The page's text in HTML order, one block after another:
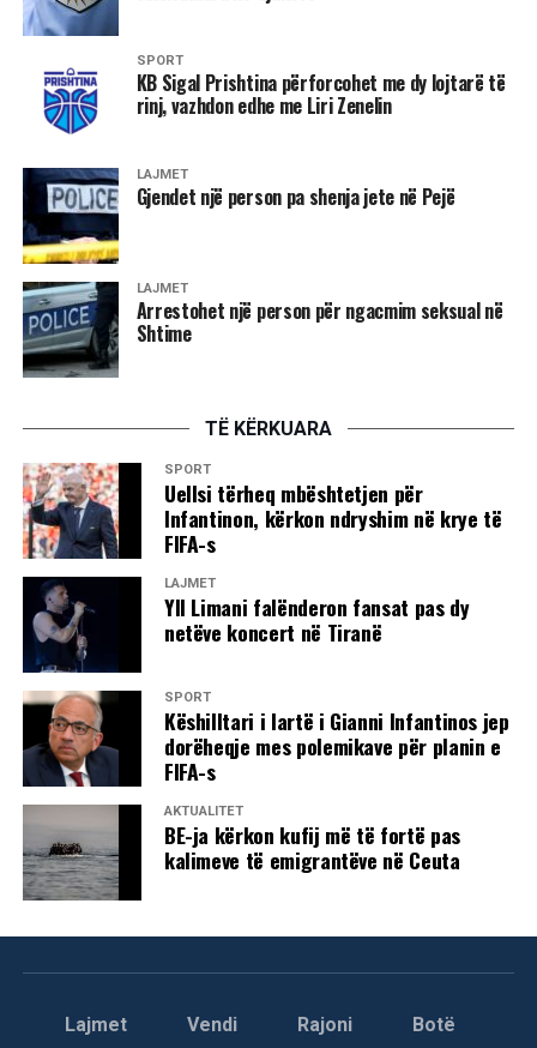
SPORT
KB Sigal Prishtina përforcohet me dy lojtarë të
rinj, vazhdon edhe me Liri Zenelin
LAJMET
Gjendet një person pa shenja jete në Pejë
LAJMET
Arrestohet një person për ngacmim seksual në
Shtime
TË KËRKUARA
SPORT
Uellsi tërheq mbështetjen për
Infantinon, kërkon ndryshim në krye të
FIFA-s
LAJMET
Yll Limani falënderon fansat pas dy
netëve koncert në Tiranë
SPORT
Këshilltari i lartë i Gianni Infantinos jep
dorëheqje mes polemikave për planin e
FIFA-s
AKTUALITET
BE-ja kërkon kufij më të fortë pas
kalimeve të emigrantëve në Ceuta
Lajmet Vendi Rajoni Botë